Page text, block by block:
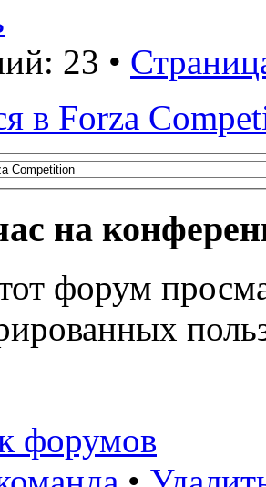
23 •
в Forza
на
форум
форумов